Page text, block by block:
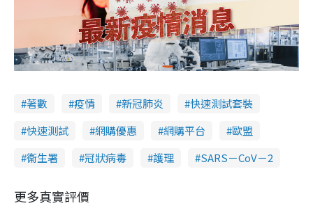
著數 疫情 新冠肺炎
快速測試套裝
快速測試
網購優惠 網購平台
歐盟
衞生署
冠狀病毒 護理 SARS－CoV－2
更多真實評價